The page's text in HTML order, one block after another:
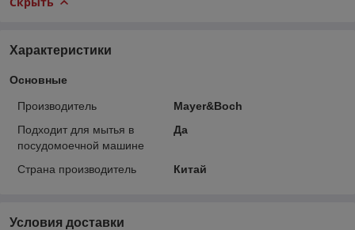
Характеристики
Основные
Производитель
Mayer&Boch
Подходит для мытья в
посудомоечной машине
Да
Страна производитель Китай
Условия доставки